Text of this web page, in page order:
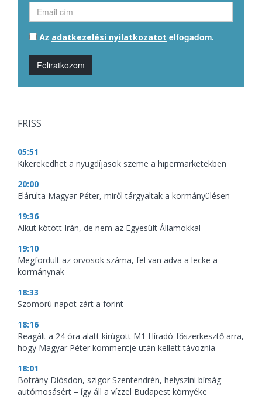
Az adatkezelési nyilatkozatot elfogadom.
Feliratkozom
FRISS
05:51
Kikerekedhet a nyugdíjasok szeme a hipermarketekben
20:00
Elárulta Magyar Péter, miről tárgyaltak a kormányülésen
19:36
Alkut kötött Irán, de nem az Egyesült Államokkal
19:10
Megfordult az orvosok száma, fel van adva a lecke a
kormánynak
18:33
Szomorú napot zárt a forint
18:16
Reagált a 24 óra alatt kirúgott M1 Híradó-főszerkesztő arra,
hogy Magyar Péter kommentje után kellett távoznia
18:01
Botrány Diósdon, szigor Szentendrén, helyszíni bírság
autómosásért – így áll a vízzel Budapest környéke